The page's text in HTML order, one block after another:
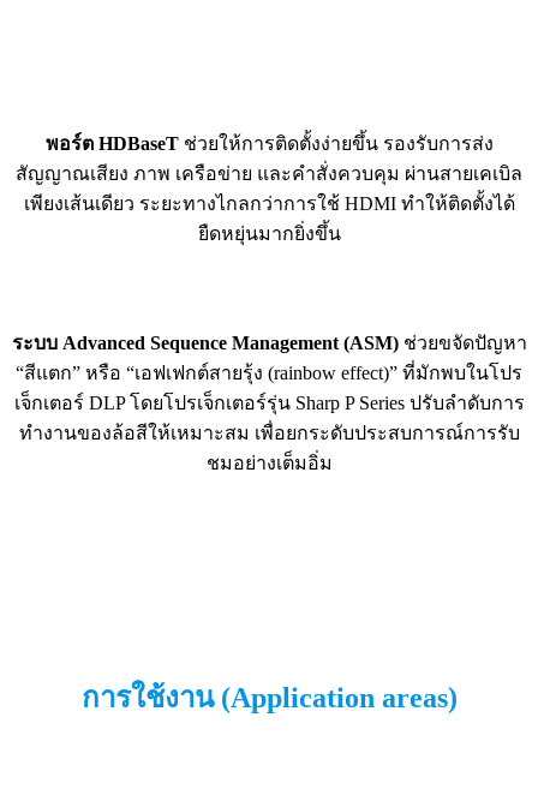
พอร์ต HDBaseTช่วยให้การติดตั้งง่ายขึ้น รองรับการส่ง
สัญญาณเสียง ภาพ เครือข่าย และคำสั่งควบคุม ผ่านสายเคเบิล
เพียงเส้นเดียว ระยะทางไกลกว่าการใช้ HDMI ทำให้ติดตั้งได้
ยืดหยุ่นมากยิ่งขึ้น
ระบบ Advanced Sequence Management (ASM)ช่วยขจัดปัญหา
“สีแตก” หรือ “เอฟเฟกต์สายรุ้ง (rainbow effect)” ที่มักพบในโปร
เจ็กเตอร์ DLP โดยโปรเจ็กเตอร์รุ่น Sharp P Series ปรับลำดับการ
ทำงานของล้อสีให้เหมาะสม เพื่อยกระดับประสบการณ์การรับ
ชมอย่างเต็มอิ่ม
การใช้งาน (Application areas)